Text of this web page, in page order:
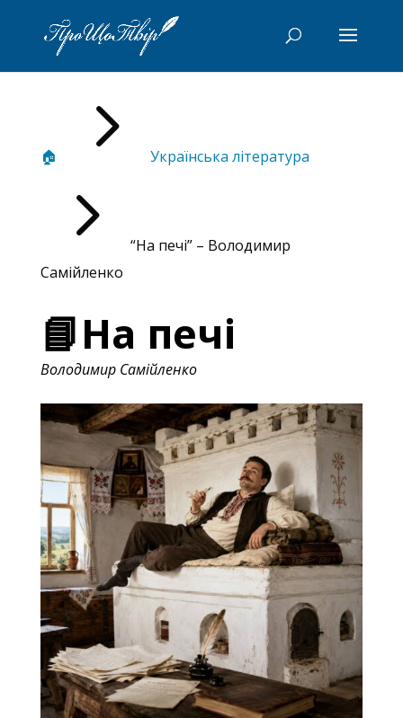
🏠 5 Українська література
5
“На печі” – Володимир
Самійленко
📘На печі
Володимир Самійленко